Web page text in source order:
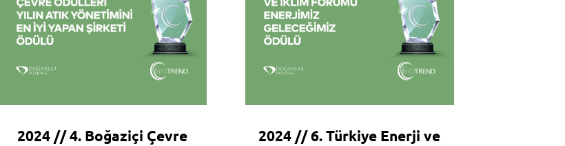
2024 // 4. Boğaziçi Çevre
2024 // 6. Türkiye Enerji ve